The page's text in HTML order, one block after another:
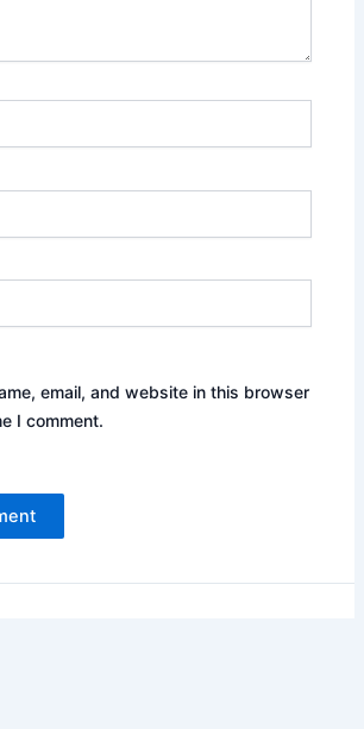
email, and website in this browser
I comment.